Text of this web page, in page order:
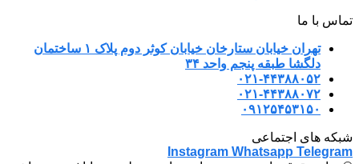
تماس با ما
تهران خیابان ستارخان خیابان کوثر دوم پلاک ۱ ساختمان
دلگشا طبقه پنجم واحد ۳۴
۰۲۱-۴۴۳۸۸۰۵۲
۰۲۱-۴۴۳۸۸۰۷۲
۰۹۱۲۵۴۵۳۱۵۰
شبکه های اجتماعی
Instagram Whatsapp Telegram